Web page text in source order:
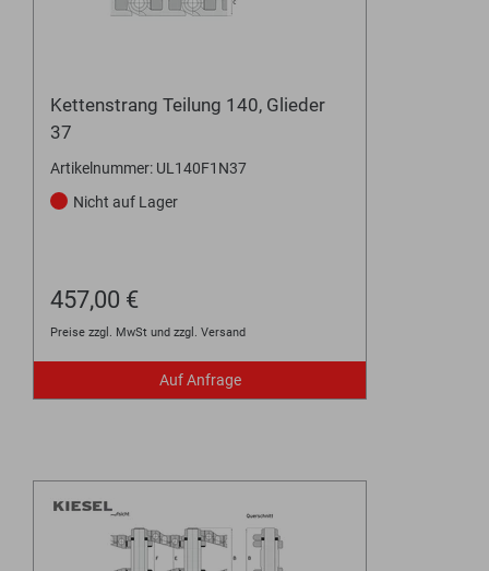
Kettenstrang Teilung 140, Glieder
37
Artikelnummer: UL140F1N37
Nicht auf Lager
457,00 €
Preise zzgl. MwSt und zzgl. Versand
Auf Anfrage